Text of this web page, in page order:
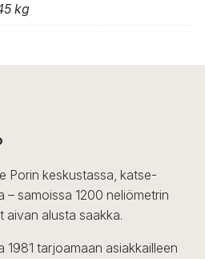
kg
Porin keskustassa, katse-
– samoissa 1200 neliömetrin
aivan alusta saakka.
tarjoamaan asiakkailleen